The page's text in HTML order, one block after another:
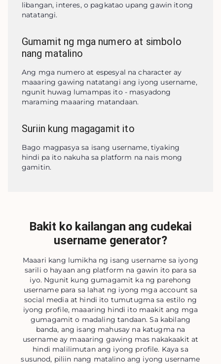
libangan, interes, o pagkatao upang gawin itong
natatangi.
Gumamit ng mga numero at simbolo
nang matalino
Ang mga numero at espesyal na character ay
maaaring gawing natatangi ang iyong username,
ngunit huwag lumampas ito - masyadong
maraming maaaring matandaan.
Suriin kung magagamit ito
Bago magpasya sa isang username, tiyaking
hindi pa ito nakuha sa platform na nais mong
gamitin.
Bakit ko kailangan ang cudekai
username generator?
Maaari kang lumikha ng isang username sa iyong
sarili o hayaan ang platform na gawin ito para sa
iyo. Ngunit kung gumagamit ka ng parehong
username para sa lahat ng iyong mga account sa
social media at hindi ito tumutugma sa estilo ng
iyong profile, maaaring hindi ito maakit ang mga
gumagamit o madaling tandaan. Sa kabilang
banda, ang isang mahusay na katugma na
username ay maaaring gawing mas nakakaakit at
hindi malilimutan ang iyong profile. Kaya sa
susunod, piliin nang matalino ang iyong username